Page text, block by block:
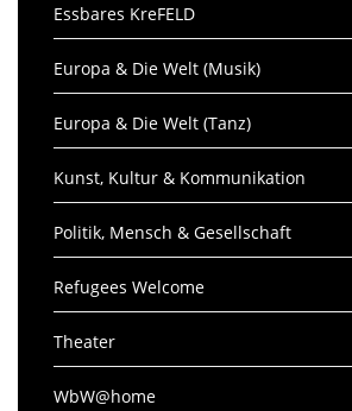
Essbares KreFELD
Europa & Die Welt (Musik)
Europa & Die Welt (Tanz)
Kunst, Kultur & Kommunikation
Politik, Mensch & Gesellschaft
Refugees Welcome
Theater
WbW@home